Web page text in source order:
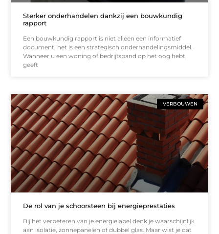
Sterker onderhandelen dankzij een bouwkundig
rapport
Een bouwkundig rapport is niet alleen een informatief
document, het is een strategisch onderhandelingsmiddel.
Wanneer u een woning of bedrijfspand op het oog hebt,
geeft
VERBOUWEN
De rol van je schoorsteen bij energieprestaties
Bij het verbeteren van je energielabel denk je waarschijnlijk
aan isolatie, zonnepanelen of dubbel glas. Maar wist je dat